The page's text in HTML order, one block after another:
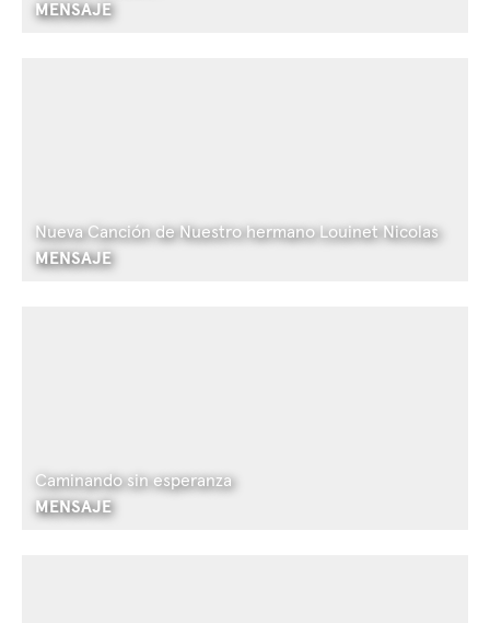
MENSAJE
Nueva Canción de Nuestro hermano Louinet Nicolas
MENSAJE
Caminando sin esperanza
MENSAJE